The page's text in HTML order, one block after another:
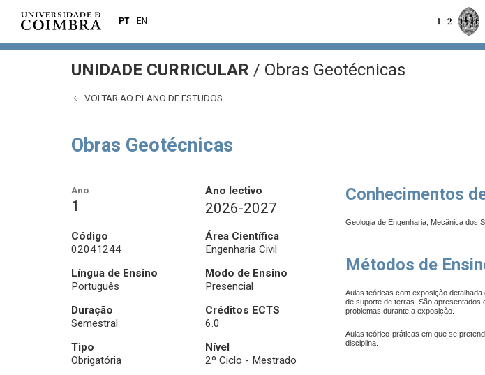
PT EN
UNIDADE CURRICULAR / Obras Geotécnicas
VOLTAR AO PLANO DE ESTUDOS
Obras Geotécnicas
Ano
1
Ano lectivo
2026-2027
Código
02041244
Área Científica
Engenharia Civil
Língua de Ensino
Português
Modo de Ensino
Presencial
Duração
Semestral
Créditos ECTS
6.0
Tipo
Obrigatória
Nível
2º Ciclo - Mestrado
Conhecimentos
Geologia de Engenharia, Mecânica dos
Métodos de
Aulas teóricas com exposição
de suporte de terras. São
problemas durante a exposição.
Aulas teórico-práticas em que se
disciplina.